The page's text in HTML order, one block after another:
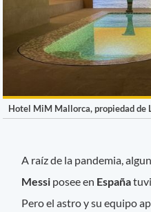
Hotel MiM Mallorca, propiedad de
A raíz de la pandemia,
Messi posee en España
Pero el astro y su equipo